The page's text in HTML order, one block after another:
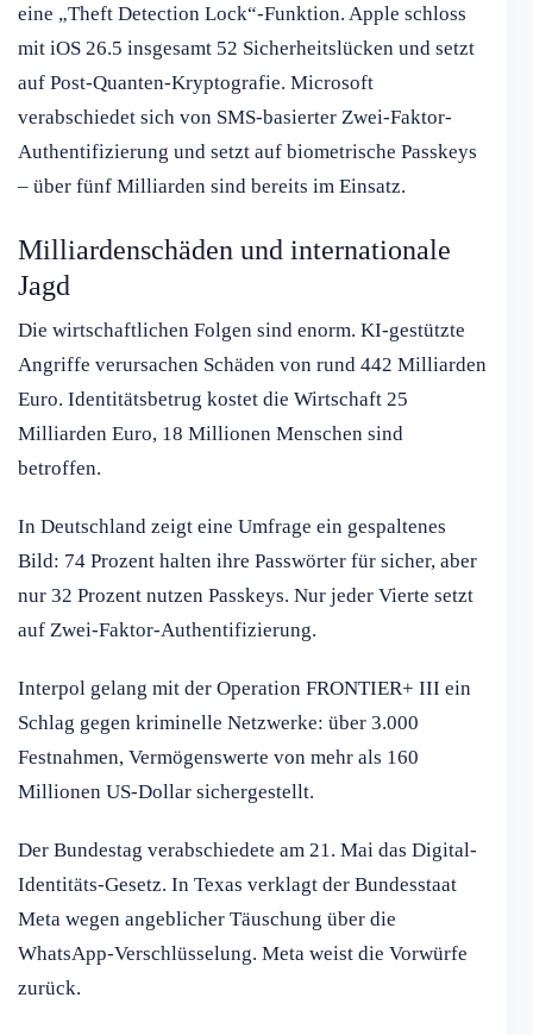
eine „Theft Detection Lock“-Funktion. Apple schloss
mit iOS 26.5 insgesamt 52 Sicherheitslücken und setzt
auf Post-Quanten-Kryptografie. Microsoft
verabschiedet sich von SMS-basierter Zwei-Faktor-
Authentifizierung und setzt auf biometrische Passkeys
– über fünf Milliarden sind bereits im Einsatz.
Milliardenschäden und internationale
Jagd
Die wirtschaftlichen Folgen sind enorm. KI-gestützte
Angriffe verursachen Schäden von rund 442 Milliarden
Euro. Identitätsbetrug kostet die Wirtschaft 25
Milliarden Euro, 18 Millionen Menschen sind
betroffen.
In Deutschland zeigt eine Umfrage ein gespaltenes
Bild: 74 Prozent halten ihre Passwörter für sicher, aber
nur 32 Prozent nutzen Passkeys. Nur jeder Vierte setzt
auf Zwei-Faktor-Authentifizierung.
Interpol gelang mit der Operation FRONTIER+ III ein
Schlag gegen kriminelle Netzwerke: über 3.000
Festnahmen, Vermögenswerte von mehr als 160
Millionen US-Dollar sichergestellt.
Der Bundestag verabschiedete am 21. Mai das Digital-
Identitäts-Gesetz. In Texas verklagt der Bundesstaat
Meta wegen angeblicher Täuschung über die
WhatsApp-Verschlüsselung. Meta weist die Vorwürfe
zurück.